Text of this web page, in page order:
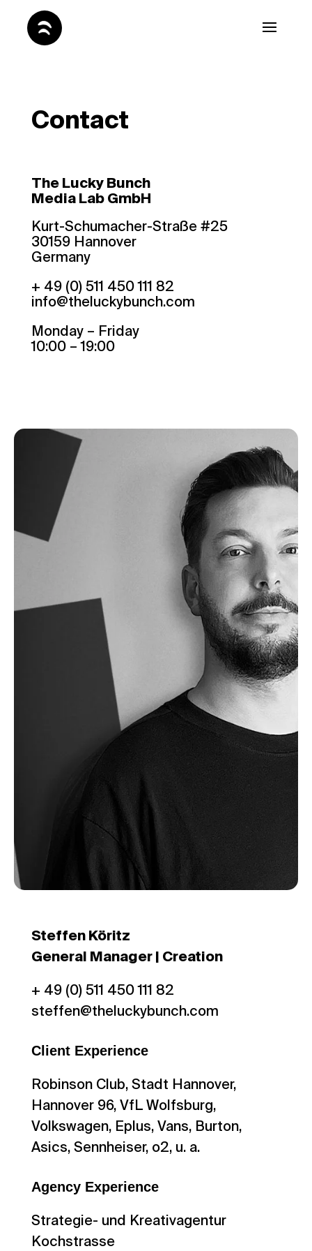
Contact
The Lucky Bunch
Media Lab GmbH
Kurt-Schumacher-Straße #25
30159 Hannover
Germany
+ 49 (0) 511 450 111 82
info@theluckybunch.com
Monday – Friday
10:00 – 19:00
Steffen Köritz
General Manager | Creation
+ 49 (0) 511 450 111 82
steffen@theluckybunch.com
Client Experience
Robinson Club, Stadt Hannover,
Hannover 96, VfL Wolfsburg,
Volkswagen, Eplus, Vans, Burton,
Asics, Sennheiser, o2, u. a.
Agency Experience
Strategie- und Kreativagentur
Kochstrasse